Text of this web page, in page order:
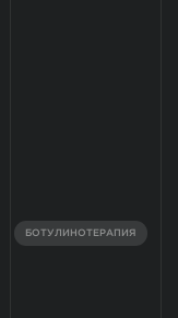
БОТУЛИНОТЕРАПИЯ